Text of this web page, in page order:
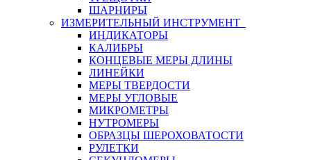
ШАРНИРЫ
ИЗМЕРИТЕЛЬНЫЙ ИНСТРУМЕНТ
ИНДИКАТОРЫ
КАЛИБРЫ
КОНЦЕВЫЕ МЕРЫ ДЛИНЫ
ЛИНЕЙКИ
МЕРЫ ТВЕРДОСТИ
МЕРЫ УГЛОВЫЕ
МИКРОМЕТРЫ
НУТРОМЕРЫ
ОБРАЗЦЫ ШЕРОХОВАТОСТИ
РУЛЕТКИ